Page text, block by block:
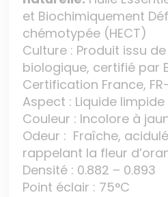
et Biochimiquement
chémotypée (HECT)
Culture : Produit issu
biologique, certifié par
Certification France,
Aspect : Liquide limpide
Couleur : Incolore à
Odeur : Fraîche,
rappelant la fleur
Densité : 0.882 – 0.893
Point éclair : 75°C